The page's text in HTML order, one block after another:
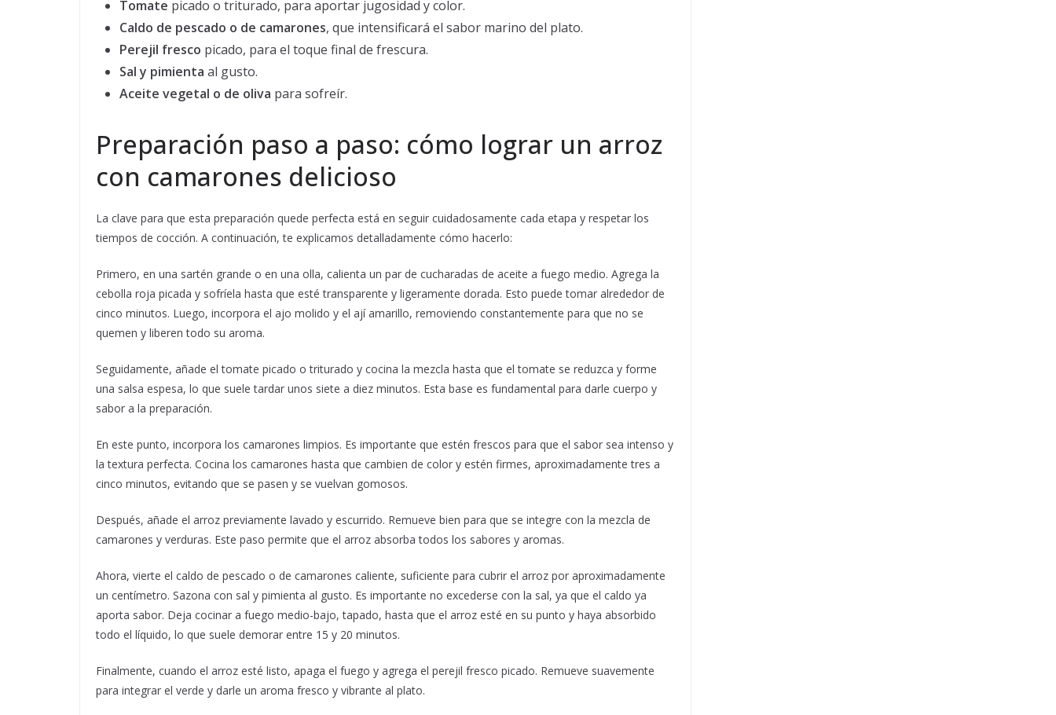
Tomate picado o triturado, para aportar jugosidad y color.
Caldo de pescado o de camarones, que intensificará el sabor marino del plato.
Perejil fresco picado, para el toque final de frescura.
Sal y pimienta al gusto.
Aceite vegetal o de oliva para sofreír.
Preparación paso a paso: cómo lograr un arroz
con camarones delicioso
La clave para que esta preparación quede perfecta está en seguir cuidadosamente cada etapa y respetar los
tiempos de cocción. A continuación, te explicamos detalladamente cómo hacerlo:
Primero, en una sartén grande o en una olla, calienta un par de cucharadas de aceite a fuego medio. Agrega la
cebolla roja picada y sofríela hasta que esté transparente y ligeramente dorada. Esto puede tomar alrededor de
cinco minutos. Luego, incorpora el ajo molido y el ají amarillo, removiendo constantemente para que no se
quemen y liberen todo su aroma.
Seguidamente, añade el tomate picado o triturado y cocina la mezcla hasta que el tomate se reduzca y forme
una salsa espesa, lo que suele tardar unos siete a diez minutos. Esta base es fundamental para darle cuerpo y
sabor a la preparación.
En este punto, incorpora los camarones limpios. Es importante que estén frescos para que el sabor sea intenso y
la textura perfecta. Cocina los camarones hasta que cambien de color y estén firmes, aproximadamente tres a
cinco minutos, evitando que se pasen y se vuelvan gomosos.
Después, añade el arroz previamente lavado y escurrido. Remueve bien para que se integre con la mezcla de
camarones y verduras. Este paso permite que el arroz absorba todos los sabores y aromas.
Ahora, vierte el caldo de pescado o de camarones caliente, suficiente para cubrir el arroz por aproximadamente
un centímetro. Sazona con sal y pimienta al gusto. Es importante no excederse con la sal, ya que el caldo ya
aporta sabor. Deja cocinar a fuego medio-bajo, tapado, hasta que el arroz esté en su punto y haya absorbido
todo el líquido, lo que suele demorar entre 15 y 20 minutos.
Finalmente, cuando el arroz esté listo, apaga el fuego y agrega el perejil fresco picado. Remueve suavemente
para integrar el verde y darle un aroma fresco y vibrante al plato.